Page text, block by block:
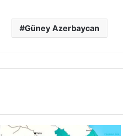
Güney Azerbaycan